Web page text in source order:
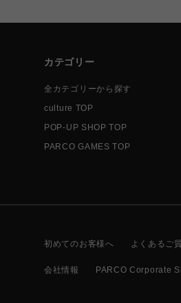
カテゴリー
全カテゴリーから探す
culture TOP
POP-UP SHOP TOP
PARCO GAMES TOP
初めてのお客様へ よくあるご
会社情報 PARCO Corporate